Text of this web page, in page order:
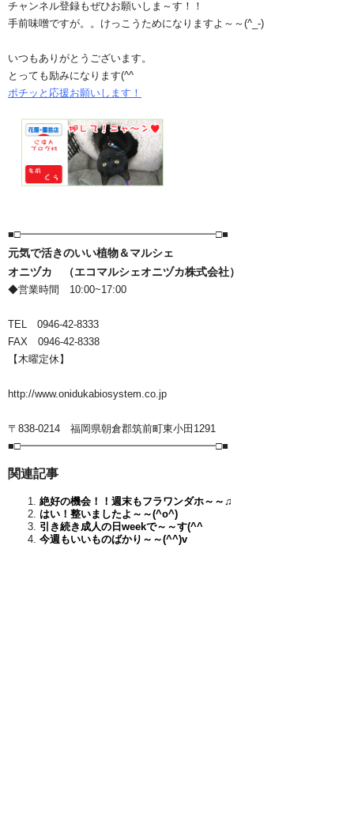
チャンネル登録もぜひお願いしま～す！！
手前味噌ですが。。けっこうためになりますよ～～(^_-)
いつもありがとうございます。
とっても励みになります(^^ゞ
ポチッと応援お願いします！
■□━━━━━━━━━━━━━━━━━━━□■
元気で活きのいい植物＆マルシェ
オニヅカ （エコマルシェオニヅカ株式会社）
◆営業時間 10:00~17:00
TEL 0946-42-8333
FAX 0946-42-8338
【木曜定休】
http://www.onidukabiosystem.co.jp
〒838-0214 福岡県朝倉郡筑前町東小田1291
■□━━━━━━━━━━━━━━━━━━━□■
関連記事
絶好の機会！！週末もフラワンダホ～～♫
はい！整いましたよ～～(^o^)
引き続き成人の日weekで～～す(^^ゞ
今週もいいものばかり～～(^^)v